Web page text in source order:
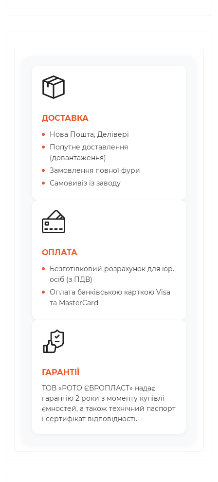
ДОСТАВКА
Нова Пошта, Делівері
Попутне доставлення
(довантаження)
Замовлення повної фури
Самовивіз із заводу
ОПЛАТА
Безготівковий розрахунок для юр.
осіб (з ПДВ)
Оплата банківською карткою Visa
та MasterCard
ГАРАНТІЇ
ТОВ «РОТО ЄВРОПЛАСТ» надає
гарантію 2 роки з моменту купівлі
ємностей, а також технічний паспорт
і сертифікат відповідності.